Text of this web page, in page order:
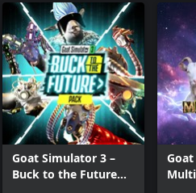
Goat Simulator 3 –
Buck to the Future